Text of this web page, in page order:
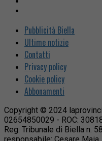
Pubblicità Biella
Ultime notizie
Contatti
Privacy policy
Cookie policy
Abbonamenti
Copyright © 2024
02654850029 - ROC:
Reg. Tribunale di Biella n.